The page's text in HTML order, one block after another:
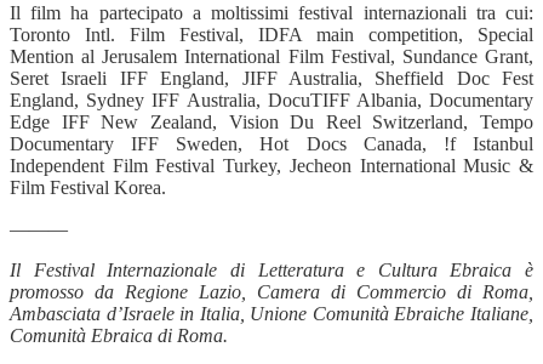
Il film ha partecipato a moltissimi festival internazionali tra cui:
Toronto Intl. Film Festival, IDFA main competition, Special
Mention al Jerusalem International Film Festival, Sundance Grant,
Seret Israeli IFF England, JIFF Australia, Sheffield Doc Fest
England, Sydney IFF Australia, DocuTIFF Albania, Documentary
Edge IFF New Zealand, Vision Du Reel Switzerland, Tempo
Documentary IFF Sweden, Hot Docs Canada, !f Istanbul
Independent Film Festival Turkey, Jecheon International Music &
Film Festival Korea.
———
Il Festival Internazionale di Letteratura e Cultura Ebraica è
promosso da Regione Lazio, Camera di Commercio di Roma,
Ambasciata d’Israele in Italia, Unione Comunità Ebraiche Italiane,
Comunità Ebraica di Roma.